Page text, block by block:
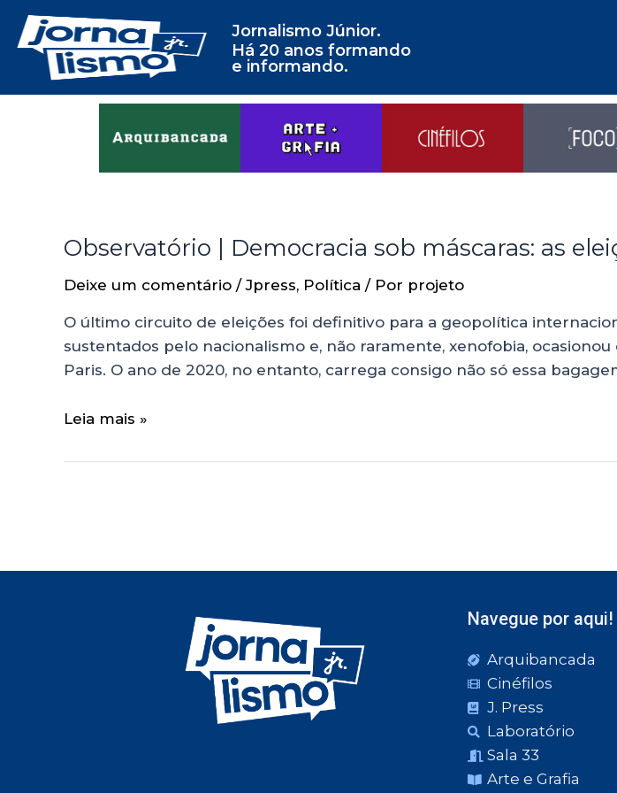
Jornalismo Júnior.
Há 20 anos formando
e informando.
Observatório | Democracia sob máscaras: as
Deixe um comentário /Jpress, Política / Por projeto
O último circuito de eleições foi definitivo para a geopolítica
sustentados pelo nacionalismo e, não raramente, xenofobia,
Paris. O ano de 2020, no entanto, carrega consigo não só essa
Leia mais »
Navegue por aqui!
Arquibancada
Cinéfilos
J. Press
Laboratório
Sala 33
Arte e Grafia